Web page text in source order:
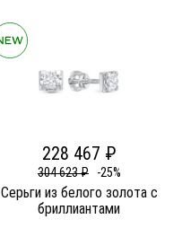
228 467 ₽
304 623 ₽ -25%
Серьги из белого золота c
бриллиантами